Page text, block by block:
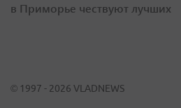
в Приморье чествуют лучших
© 1997 - 2026 VLADNEWS